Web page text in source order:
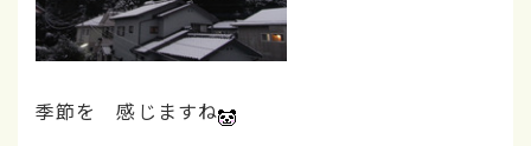
季節を 感じますね